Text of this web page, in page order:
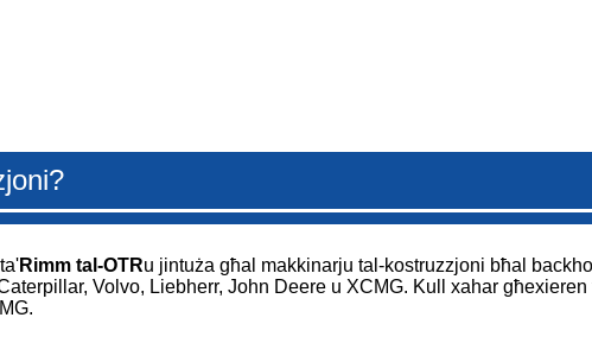
Rimm tal-OTRu jintuża għal makkinarju tal-kostruzzjoni bħal
Volvo, Liebherr, John Deere u XCMG. Kull xahar